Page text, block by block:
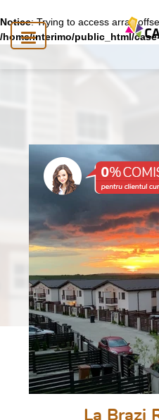
Notice: Trying to access array
/home/interimo/public_html/
La Brazi